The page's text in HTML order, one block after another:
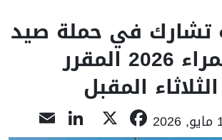
تشارك في حملة صيد
التونة الحمراء 2026 المقرر
المقبل
Facebook